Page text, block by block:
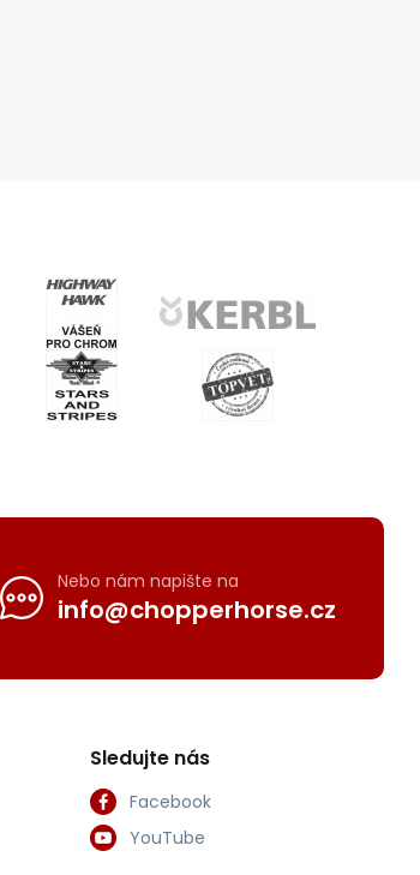
Nebo nám napište na
info@chopperhorse.cz
Sledujte nás
Facebook
YouTube